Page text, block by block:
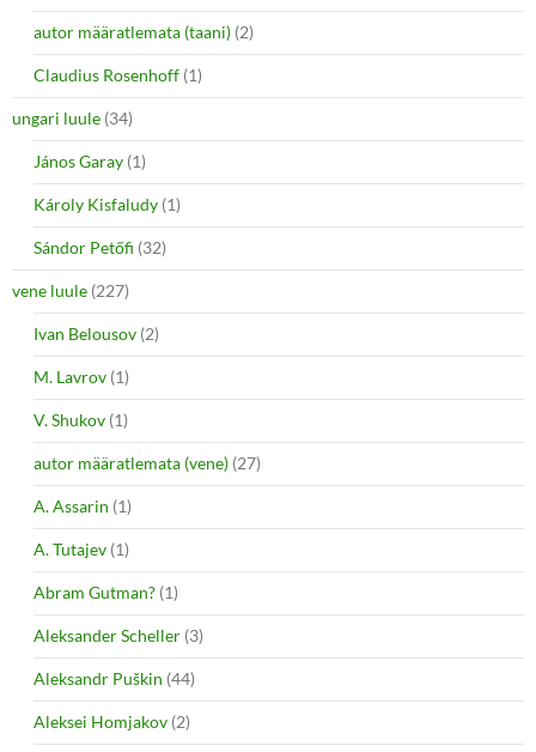
autor määratlemata (taani) (2)
Claudius Rosenhoff (1)
ungari luule (34)
János Garay (1)
Károly Kisfaludy (1)
Sándor Petőfi (32)
vene luule (227)
Ivan Belousov (2)
M. Lavrov (1)
V. Shukov (1)
autor määratlemata (vene) (27)
A. Assarin (1)
A. Tutajev (1)
Abram Gutman? (1)
Aleksander Scheller (3)
Aleksandr Puškin (44)
Aleksei Homjakov (2)